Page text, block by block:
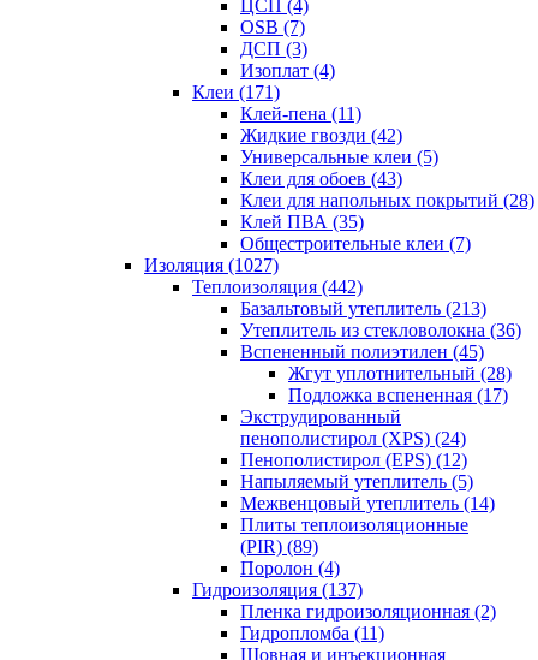
ЦСП (4)
OSB (7)
ДСП (3)
Изоплат (4)
Клеи (171)
Клей-пена (11)
Жидкие гвозди (42)
Универсальные клеи (5)
Клеи для обоев (43)
Клеи для напольных покрытий (28)
Клей ПВА (35)
Общестроительные клеи (7)
Изоляция (1027)
Теплоизоляция (442)
Базальтовый утеплитель (213)
Утеплитель из стекловолокна (36)
Вспененный полиэтилен (45)
Жгут уплотнительный (28)
Подложка вспененная (17)
Экструдированный
пенополистирол (XPS) (24)
Пенополистирол (EPS) (12)
Напыляемый утеплитель (5)
Межвенцовый утеплитель (14)
Плиты теплоизоляционные
(PIR) (89)
Поролон (4)
Гидроизоляция (137)
Пленка гидроизоляционная (2)
Гидропломба (11)
Шовная и инъекционная